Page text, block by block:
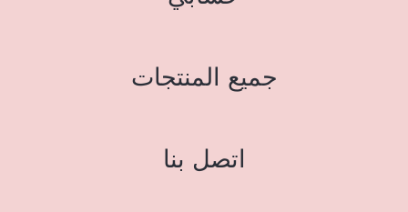
جميع المنتجات
اتصل بنا